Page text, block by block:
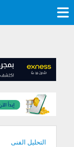
التحليل الفنى